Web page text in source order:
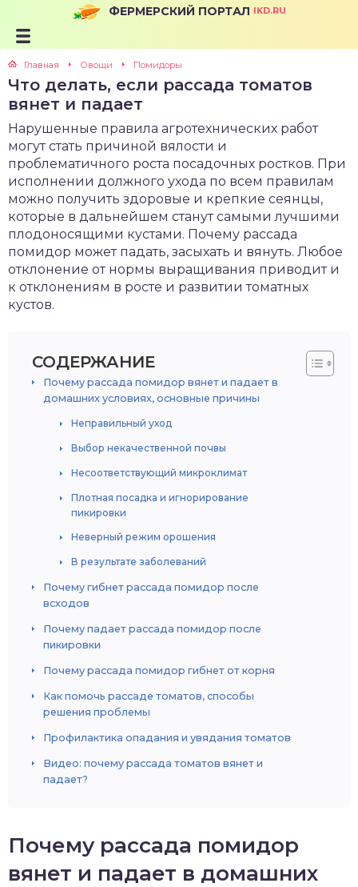
ФЕРМЕРСКИЙ ПОРТАЛ IKD.RU
Главная Овощи Помидоры
Что делать, если рассада томатов
вянет и падает
Нарушенные правила агротехнических работ
могут стать причиной вялости и
проблематичного роста посадочных ростков. При
исполнении должного ухода по всем правилам
можно получить здоровые и крепкие сеянцы,
которые в дальнейшем станут самыми лучшими
плодоносящими кустами. Почему рассада
помидор может падать, засыхать и вянуть. Любое
отклонение от нормы выращивания приводит и
к отклонениям в росте и развитии томатных
кустов.
СОДЕРЖАНИЕ
Почему рассада помидор вянет и падает в
домашних условиях, основные причины
Неправильный уход
Выбор некачественной почвы
Несоответствующий микроклимат
Плотная посадка и игнорирование
пикировки
Неверный режим орошения
В результате заболеваний
Почему гибнет рассада помидор после
всходов
Почему падает рассада помидор после
пикировки
Почему рассада помидор гибнет от корня
Как помочь рассаде томатов, способы
решения проблемы
Профилактика опадания и увядания томатов
Видео: почему рассада томатов вянет и
падает?
Почему рассада помидор
вянет и падает в домашних